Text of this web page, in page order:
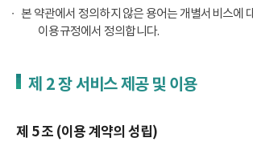
본 약관에서 정의하지 않은 용어는 개별서비스에
이용규정에서 정의합니다.
제 2 장 서비스 제공 및 이용
제 5 조 (이용 계약의 성립)